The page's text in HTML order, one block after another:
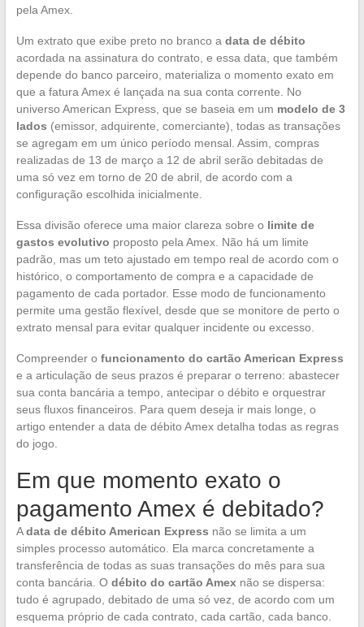
pela Amex.
Um extrato que exibe preto no branco a data de débito
acordada na assinatura do contrato, e essa data, que também
depende do banco parceiro, materializa o momento exato em
que a fatura Amex é lançada na sua conta corrente. No
universo American Express, que se baseia em um modelo de 3
lados (emissor, adquirente, comerciante), todas as transações
se agregam em um único período mensal. Assim, compras
realizadas de 13 de março a 12 de abril serão debitadas de
uma só vez em torno de 20 de abril, de acordo com a
configuração escolhida inicialmente.
Essa divisão oferece uma maior clareza sobre o limite de
gastos evolutivo proposto pela Amex. Não há um limite
padrão, mas um teto ajustado em tempo real de acordo com o
histórico, o comportamento de compra e a capacidade de
pagamento de cada portador. Esse modo de funcionamento
permite uma gestão flexível, desde que se monitore de perto o
extrato mensal para evitar qualquer incidente ou excesso.
Compreender o funcionamento do cartão American Express
e a articulação de seus prazos é preparar o terreno: abastecer
sua conta bancária a tempo, antecipar o débito e orquestrar
seus fluxos financeiros. Para quem deseja ir mais longe, o
artigo entender a data de débito Amex detalha todas as regras
do jogo.
Em que momento exato o
pagamento Amex é debitado?
Adata de débito American Express não se limita a um
simples processo automático. Ela marca concretamente a
transferência de todas as suas transações do mês para sua
conta bancária. O débito do cartão Amexnão se dispersa:
tudo é agrupado, debitado de uma só vez, de acordo com um
esquema próprio de cada contrato, cada cartão, cada banco.